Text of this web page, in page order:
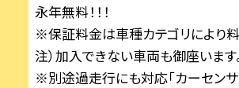
永年無料！！！
※保証料金は車種カテゴリにより
注）加入できない車両も御座います。
※別途過走行にも対応「カーセンサ